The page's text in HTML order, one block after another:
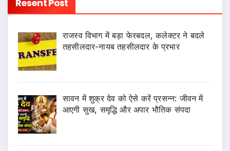
Resent Post
राजस्व विभाग में बड़ा फेरबदल, कलेक्टर ने बदले
तहसीलदार-नायब तहसीलदार के प्रभार
सावन में शुक्र देव को ऐसे करें प्रसन्न: जीवन में
आएगी सुख, समृद्धि और अपार भौतिक संपदा